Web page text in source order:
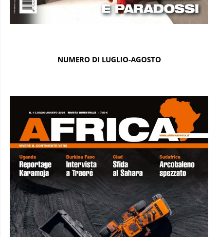
NUMERO DI LUGLIO-AGOSTO